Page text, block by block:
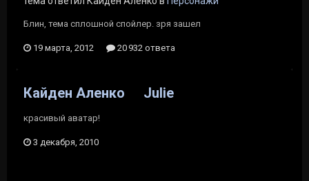
Блин, тема сплошной спойлер. зря зашел
19 марта, 2012 20 932 ответа
Кайден Аленко Julie
красивый аватар!
3 декабря, 2010